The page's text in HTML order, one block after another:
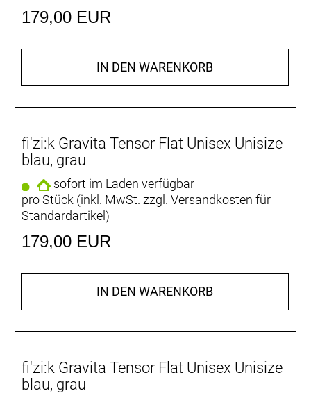
179,00 EUR
IN DEN WARENKORB
fi'zi:k Gravita Tensor Flat Unisex Unisize
blau, grau
sofort im Laden verfügbar
pro Stück (inkl. MwSt. zzgl. Versandkosten für
Standardartikel)
179,00 EUR
IN DEN WARENKORB
fi'zi:k Gravita Tensor Flat Unisex Unisize
blau, grau